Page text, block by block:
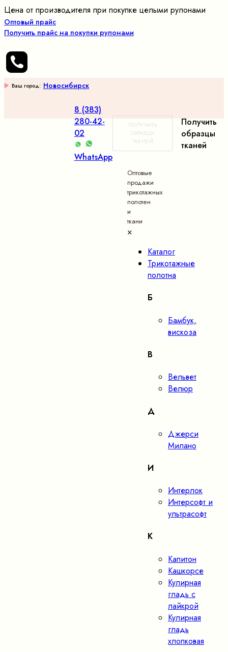
Цена от производителя при покупке целыми рулонами
Оптовый прайс
Получить прайс на покупки рулонами
Ваш город: Новосибирск
8 (383)
280-42-
02
WhatsApp
ПОЛУЧИТЬ
ОБРАЗЦЫ
ТКАНЕЙ
Получить
образцы
тканей
Оптовые
продажи
трикотажных
полотен
и
ткани
×
Каталог
Трикотажные
полотна
Б
Бамбук,
вискоза
В
Вельвет
Велюр
Д
Джерси
Милано
И
Интерлок
Интерсофт и
ультрасофт
К
Капитон
Кашкорсе
Кулирная
гладь с
лайкрой
Кулирная
гладь
хлопковая